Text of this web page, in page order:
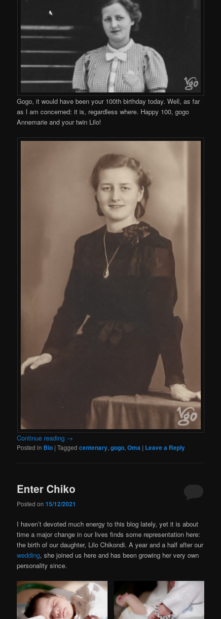
Gogo, it would have been your 100th birthday today. Well, as far
as I am concerned: it is, regardless where. Happy 100, gogo
Annemarie and your twin Lilo!
Continue reading →
Posted in Bio |Tagged centenary,gogo,Oma | Leave a Reply
Enter Chiko
Posted on15/12/2021
I haven’t devoted much energy to this blog lately, yet it is about
time a major change in our lives finds some representation here:
the birth of our daughter, Lilo Chikondi. A year and a half after our
wedding, she joined us here and has been growing her very own
personality since.